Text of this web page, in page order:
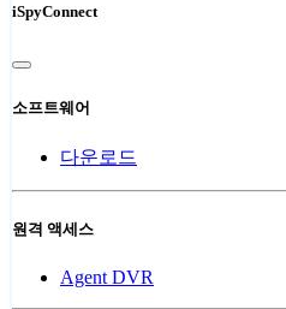
iSpyConnect
소프트웨어
다운로드
원격 액세스
Agent DVR